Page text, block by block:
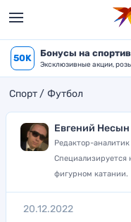
50K Бонусы на
Эксклюзивные акции,
Спорт Футбол
Евгений Несын
Редактор-
Специализируется
фигурном катании.
20.12.2022